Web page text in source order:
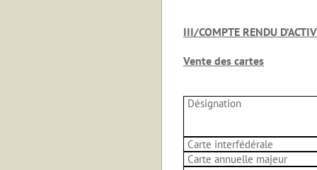
III/COMPTE RENDU
Vente des cartes
Désignation
Carte interfédérale
Carte annuelle majeur